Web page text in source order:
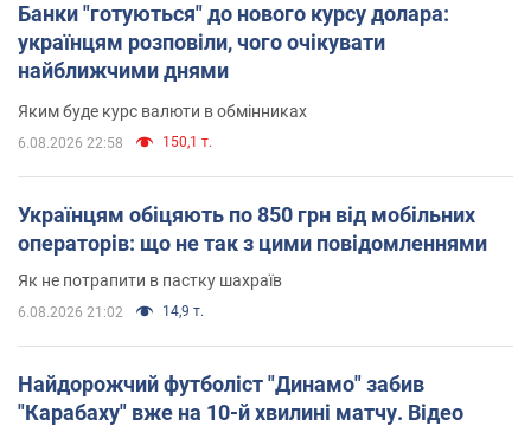
Банки "готуються" до нового курсу долара:
українцям розповіли, чого очікувати
найближчими днями
Яким буде курс валюти в обмінниках
6.08.2026 22:58 150,1 т.
Українцям обіцяють по 850 грн від мобільних
операторів: що не так з цими повідомленнями
Як не потрапити в пастку шахраїв
6.08.2026 21:02 14,9 т.
Найдорожчий футболіст "Динамо" забив
"Карабаху" вже на 10-й хвилині матчу. Відео